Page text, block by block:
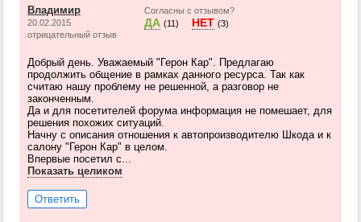
Владимир
20.02.2015
отрицательный отзыв
Согласны с отзывом?
ДА (11) НЕТ (3)
Добрый день. Уважаемый "Герон Кар". Предлагаю
продолжить общение в рамках данного ресурса. Так как
считаю нашу проблему не решенной, а разговор не
законченным.
Да и для посетителей форума информация не помешает, для
решения похожих ситуаций.
Начну с описания отношения к автопроизводителю Шкода и к
салону "Герон Кар" в целом.
Впервые посетил с...
Показать целиком
Ответить